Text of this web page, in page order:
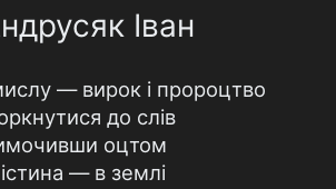
Іван
— вирок і пророцтво
до слів
оцтом
— в землі